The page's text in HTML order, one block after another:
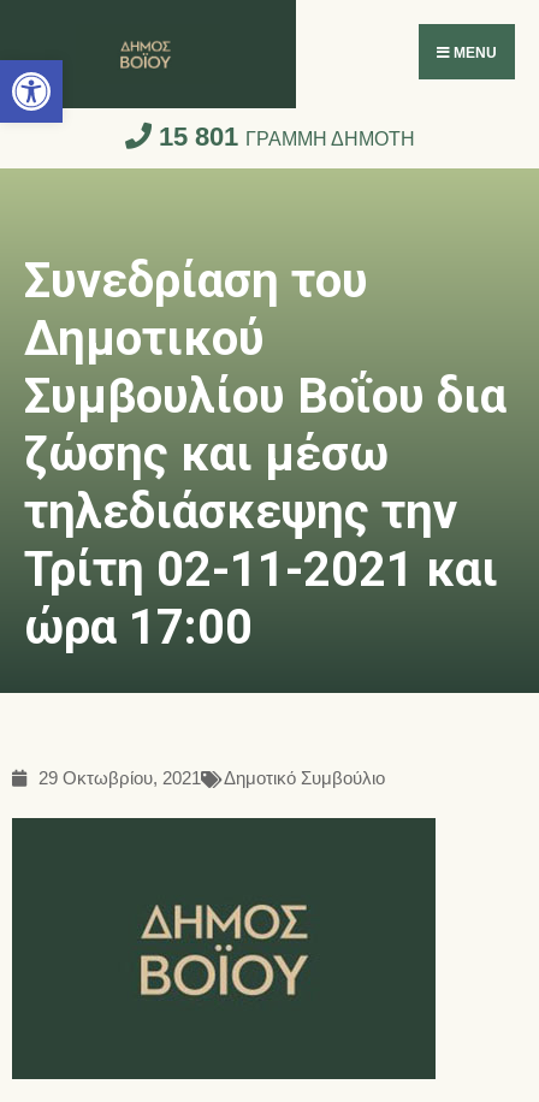
Ανοίξτε τη γραμμή εργαλείων
MENU
15 801 ΓΡΑΜΜΗ ΔΗΜΟΤΗ
Συνεδρίαση του
Δημοτικού
Συμβουλίου Βοΐου δια
ζώσης και μέσω
τηλεδιάσκεψης την
Τρίτη 02-11-2021 και
ώρα 17:00
29 Οκτωβρίου, 2021 Δημοτικό Συμβούλιο